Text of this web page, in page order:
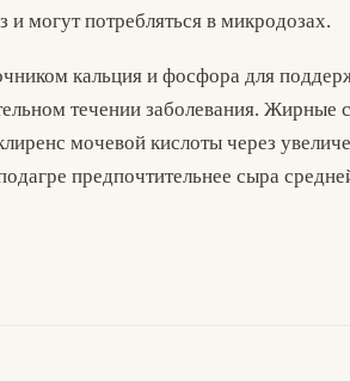
могут потребляться в микродозах.
кальция и фосфора для
течении заболевания. Жирные
мочевой кислоты через
предпочтительнее сыра